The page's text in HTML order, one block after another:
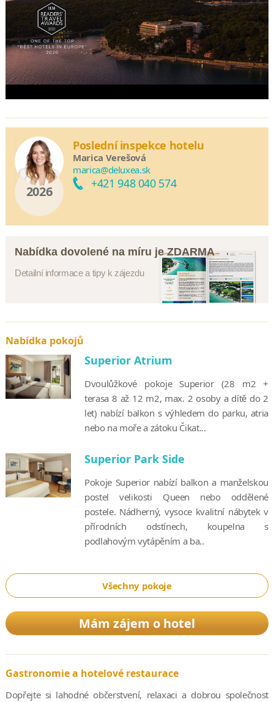
2026
Poslední inspekce hotelu
Marica Verešová
marica@deluxea.sk
+421 948 040 574
Nabídka dovolené na míru je ZDARMA
Detailní informace a tipy k zájezdu
Nabídka pokojů
Superior Atrium
Dvoulůžkové pokoje Superior (28 m2 +
terasa 8 až 12 m2, max. 2 osoby a dítě do 2
let) nabízí balkon s výhledem do parku, atria
nebo na moře a zátoku Čikat...
Superior Park Side
Pokoje Superior nabízí balkon a manželskou
postel velikosti Queen nebo oddělené
postele. Nádherný, vysoce kvalitní nábytek v
přírodních odstínech, koupelna s
podlahovým vytápěním a ba..
Všechny pokoje
Mám zájem o hotel
Gastronomie a hotelové restaurace
Dopřejte si lahodné občerstvení, relaxaci a dobrou společnost